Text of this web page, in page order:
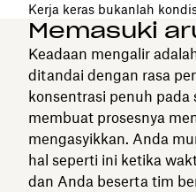
Kerja keras bukanlah
Memasuki
Keadaan mengalir
ditandai dengan rasa
konsentrasi penuh pada
membuat prosesnya
mengasyikkan. Anda
hal seperti ini ketika
dan Anda beserta tim